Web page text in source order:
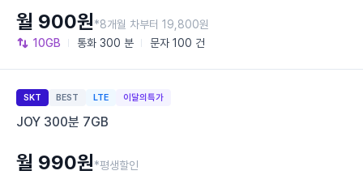
10GB 통화 300 분 문자 100 건
월 900원*8개월 차부터 19,800원
SKT BEST LTE 이달의특가
JOY 300분 7GB
월 990원*평생할인